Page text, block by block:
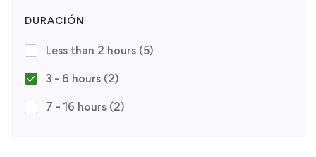
DURACIÓN
Less than 2 hours (5)
3 - 6 hours (2)
7 - 16 hours (2)